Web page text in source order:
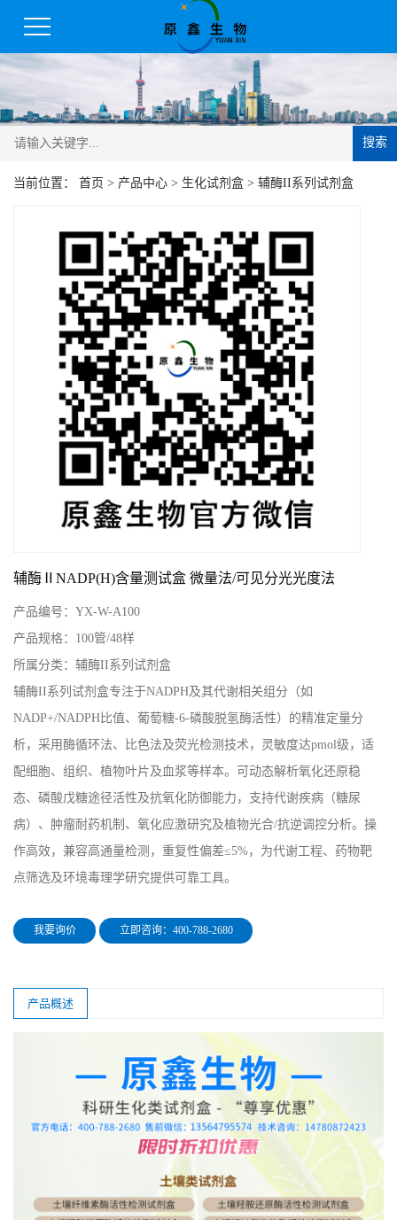
搜索
当前位置： 首页 > 产品中心 > 生化试剂盒 > 辅酶II系列试剂盒
辅酶ⅡNADP(H)含量测试盒 微量法/可见分光光度法
产品编号： YX-W-A100
产品规格： 100管/48样
所属分类： 辅酶II系列试剂盒
辅酶II系列试剂盒专注于NADPH及其代谢相关组分（如
NADP+/NADPH比值、葡萄糖-6-磷酸脱氢酶活性）的精准定量分
析，采用酶循环法、比色法及荧光检测技术，灵敏度达pmol级，适
配细胞、组织、植物叶片及血浆等样本。可动态解析氧化还原稳
态、磷酸戊糖途径活性及抗氧化防御能力，支持代谢疾病（糖尿
病）、肿瘤耐药机制、氧化应激研究及植物光合/抗逆调控分析。操
作高效，兼容高通量检测，重复性偏差≤5%，为代谢工程、药物靶
点筛选及环境毒理学研究提供可靠工具。
我要询价 立即咨询：400-788-2680
产品概述